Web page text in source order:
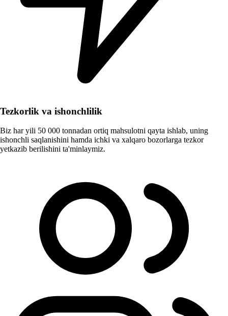
Tezkorlik va ishonchlilik
Biz har yili 50 000 tonnadan ortiq mahsulotni qayta ishlab, uning
ishonchli saqlanishini hamda ichki va xalqaro bozorlarga tezkor
yetkazib berilishini ta'minlaymiz.